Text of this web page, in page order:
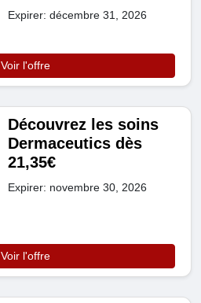
Expirer: décembre 31, 2026
Voir l'offre
Découvrez les soins
Dermaceutics dès
21,35€
Expirer: novembre 30, 2026
Voir l'offre